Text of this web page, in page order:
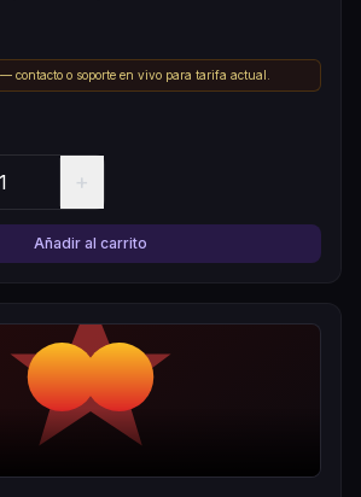
contacto o soporte en vivo para tarifa actual.
+
Añadir al carrito